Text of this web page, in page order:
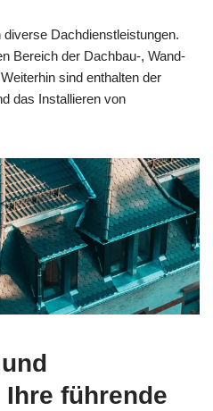
Dachdienstleistungen.
Bereich der Dachbau-, Wand-
sind enthalten der
das Installieren von
führende